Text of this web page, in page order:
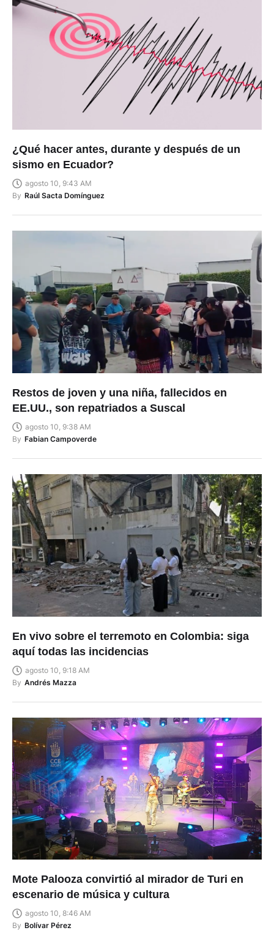
¿Qué hacer antes, durante y después de un
sismo en Ecuador?
agosto 10, 9:43 AM
By Raúl Sacta Domínguez
Restos de joven y una niña, fallecidos en
EE.UU., son repatriados a Suscal
agosto 10, 9:38 AM
By Fabian Campoverde
En vivo sobre el terremoto en Colombia: siga
aquí todas las incidencias
agosto 10, 9:18 AM
By Andrés Mazza
Mote Palooza convirtió al mirador de Turi en
escenario de música y cultura
agosto 10, 8:46 AM
By Bolívar Pérez